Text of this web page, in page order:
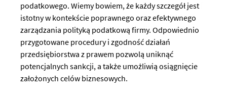
podatkowego. Wiemy bowiem, że każdy szczegół jest
istotny w kontekście poprawnego oraz efektywnego
zarządzania polityką podatkową firmy. Odpowiednio
przygotowane procedury i zgodność działań
przedsiębiorstwa z prawem pozwolą uniknąć
potencjalnych sankcji, a także umożliwią osiągnięcie
założonych celów biznesowych.